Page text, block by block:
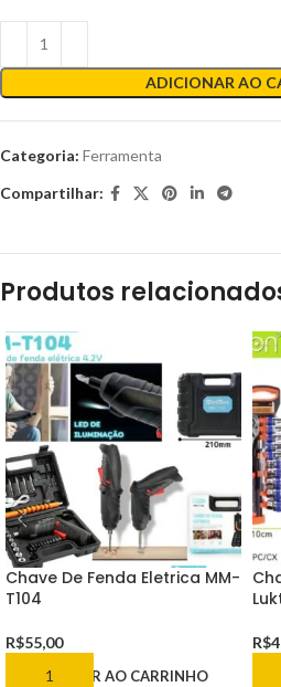
ADICIONAR AO
Categoria: Ferramenta
Compartilhar:
Produtos
Chave De Fenda Eletrica MM-
T104
R$55,00
ADICIONAR AO CARRINHO
R$